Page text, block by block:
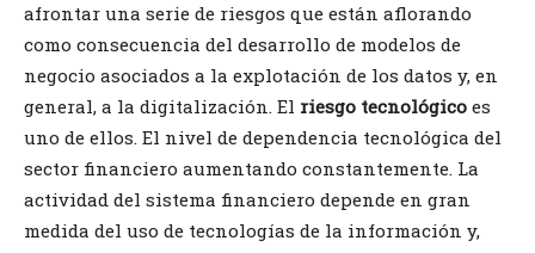
afrontar una serie de riesgos que están aflorando
como consecuencia del desarrollo de modelos de
negocio asociados a la explotación de los datos y, en
general, a la digitalización. El riesgo tecnológico es
uno de ellos. El nivel de dependencia tecnológica del
sector financiero aumentando constantemente. La
actividad del sistema financiero depende en gran
medida del uso de tecnologías de la información y,